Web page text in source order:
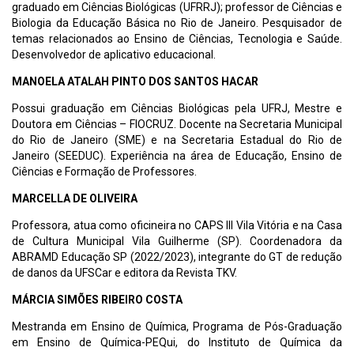
graduado em Ciências Biológicas (UFRRJ); professor de Ciências e
Biologia da Educação Básica no Rio de Janeiro. Pesquisador de
temas relacionados ao Ensino de Ciências, Tecnologia e Saúde.
Desenvolvedor de aplicativo educacional.
MANOELA ATALAH PINTO DOS SANTOS HACAR
Possui graduação em Ciências Biológicas pela UFRJ, Mestre e
Doutora em Ciências – FIOCRUZ. Docente na Secretaria Municipal
do Rio de Janeiro (SME) e na Secretaria Estadual do Rio de
Janeiro (SEEDUC). Experiência na área de Educação, Ensino de
Ciências e Formação de Professores.
MARCELLA DE OLIVEIRA
Professora, atua como oficineira no CAPS III Vila Vitória e na Casa
de Cultura Municipal Vila Guilherme (SP). Coordenadora da
ABRAMD Educação SP (2022/2023), integrante do GT de redução
de danos da UFSCar e editora da Revista TKV.
MÁRCIA SIMÕES RIBEIRO COSTA
Mestranda em Ensino de Química, Programa de Pós-Graduação
em Ensino de Química-PEQui, do Instituto de Química da